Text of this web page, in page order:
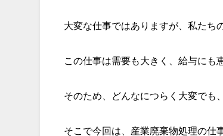
大変な仕事ではありますが、私たち
この仕事は需要も大きく、給与にも
そのため、どんなにつらく大変でも
そこで今回は、産業廃棄物処理の仕